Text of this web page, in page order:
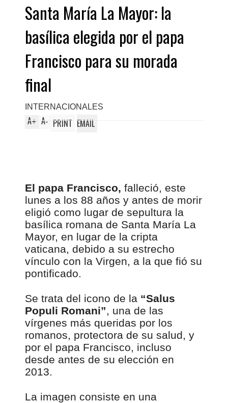
Santa María La Mayor: la
basílica elegida por el papa
Francisco para su morada
final
INTERNACIONALES
A+ A- PRINT EMAIL
El papa Francisco, falleció, este
lunes a los 88 años y antes de morir
eligió como lugar de sepultura la
basílica romana de Santa María La
Mayor, en lugar de la cripta
vaticana, debido a su estrecho
vínculo con la Virgen, a la que fió su
pontificado.
Se trata del icono de la “Salus
Populi Romani”, una de las
vírgenes más queridas por los
romanos, protectora de su salud, y
por el papa Francisco, incluso
desde antes de su elección en
2013.
La imagen consiste en una